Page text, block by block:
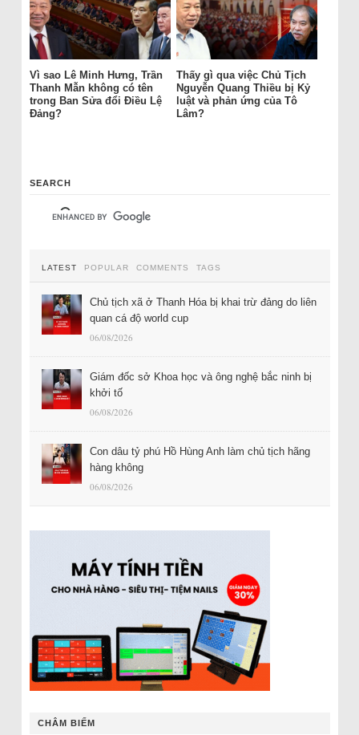
Vì sao Lê Minh Hưng, Trần
Thanh Mẫn không có tên
trong Ban Sửa đổi Điều Lệ
Đảng?
Thấy gì qua việc Chủ Tịch
Nguyễn Quang Thiều bị Kỷ
luật và phản ứng của Tô
Lâm?
SEARCH
LATEST POPULAR COMMENTS TAGS
Chủ tịch xã ở Thanh Hóa bị khai trừ đảng do liên
quan cá độ world cup
06/08/2026
Giám đốc sở Khoa học và ông nghệ bắc ninh bị
khởi tố
06/08/2026
Con dâu tỷ phú Hồ Hùng Anh làm chủ tịch hãng
hàng không
06/08/2026
CHÂM BIẾM